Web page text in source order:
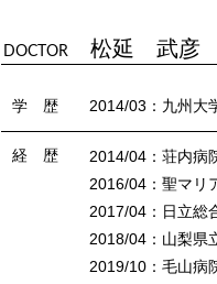
DOCTOR 松延 武彦 （
学 歴 2014/03：九州大
経 歴
2014/04：荘内病
2016/04：聖マリ
2017/04：日立総
2018/04：山梨県
2019/10：毛山病